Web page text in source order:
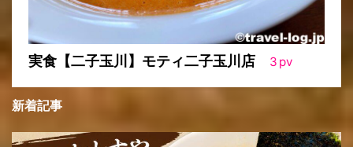
実食【二子玉川】モティ二子玉川店 3 pv
新着記事